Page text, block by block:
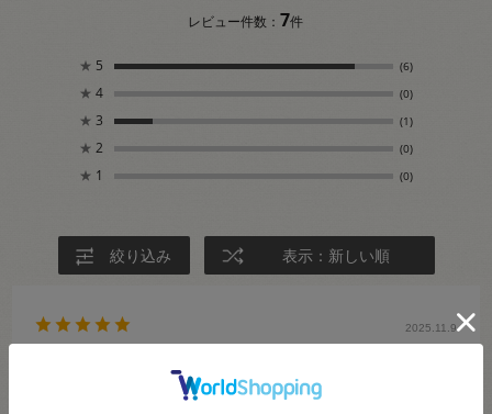
レビュー件数：7件
★ 5 (6)
★ 4 (0)
★ 3 (1)
★ 2 (0)
★ 1 (0)
絞り込み 表示：新しい順
2025.11.9
すぐに届いた・YKKの信頼できるビスロンファスナ